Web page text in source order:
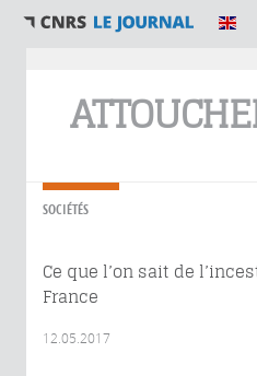
SOCIÉTÉS
Ce que l’on sait de
France
12.05.2017